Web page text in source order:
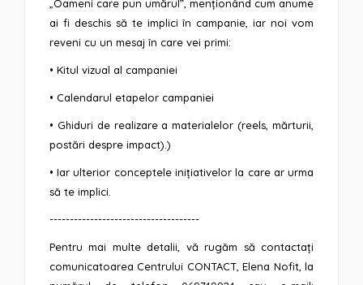
„Oameni care pun umărul”, menționând cum anume
ai fi deschis să te implici în campanie, iar noi vom
reveni cu un mesaj în care vei primi:
• Kitul vizual al campaniei
• Calendarul etapelor campaniei
• Ghiduri de realizare a materialelor (reels, mărturii,
postări despre impact).)
• Iar ulterior conceptele inițiativelor la care ar urma
să te implici.
-------------------------------------
Pentru mai multe detalii, vă rugăm să contactați
comunicatoarea Centrului CONTACT, Elena Nofit, la